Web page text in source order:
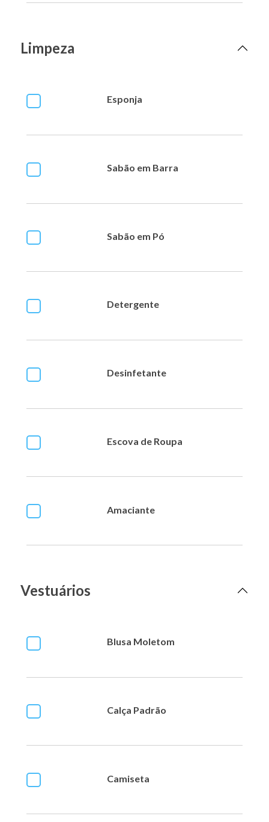
Limpeza
Esponja
Sabão em Barra
Sabão em Pó
Detergente
Desinfetante
Escova de Roupa
Amaciante
Vestuários
Blusa Moletom
Calça Padrão
Camiseta